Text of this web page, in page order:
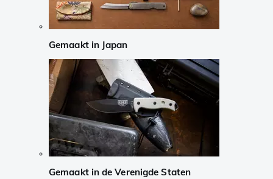
Gemaakt in Japan
Gemaakt in de Verenigde Staten